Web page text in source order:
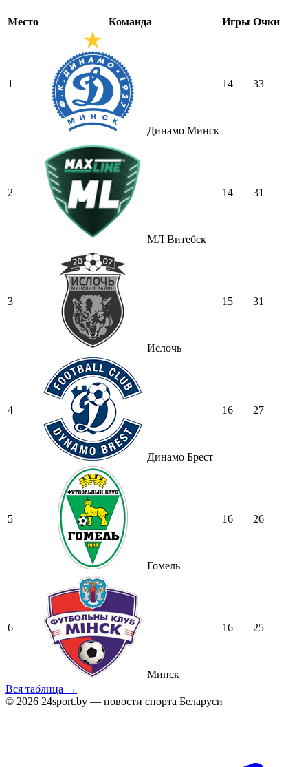
Место Команда Игры Очки
1
Динамо Минск
14 33
2
МЛ Витебск
14 31
3
Ислочь
15 31
4
Динамо Брест
16 27
5
Гомель
16 26
6
Минск
16 25
Вся таблица →
© 2026 24sport.by — новости спорта Беларуси